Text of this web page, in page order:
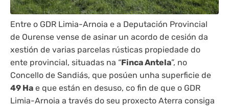
Entre o GDR Limia-Arnoia e a Deputación Provincial
de Ourense vense de asinar un acordo de cesión da
xestión de varias parcelas rústicas propiedade do
ente provincial, situadas na “Finca Antela”, no
Concello de Sandiás, que posúen unha superficie de
49 Ha e que están en desuso, co fin de que o GDR
Limia-Arnoia a través do seu proxecto Aterra consiga